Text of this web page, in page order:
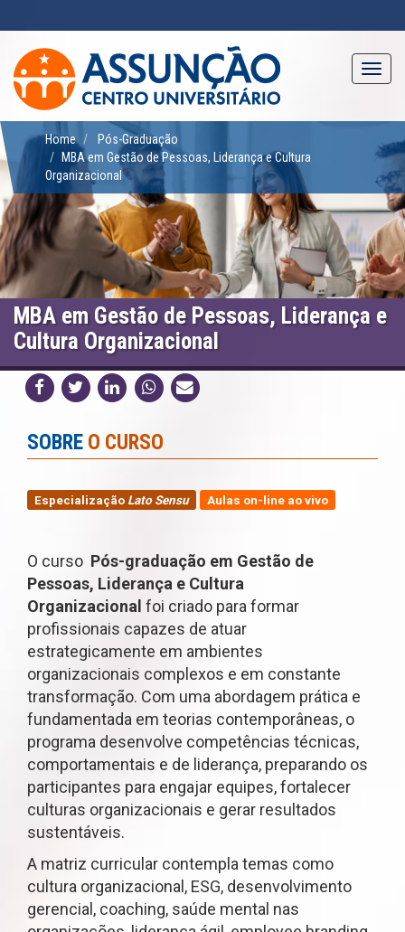
conteúdo
principal
Home
Pós-Graduação
MBA em Gestão de Pessoas, Liderança e Cultura
Organizacional
MBA em Gestão de Pessoas, Liderança e
Cultura Organizacional
SOBRE O CURSO
Especialização Lato Sensu Aulas on-line ao vivo
O curso Pós-graduação em Gestão de
Pessoas, Liderança e Cultura
Organizacional foi criado para formar
profissionais capazes de atuar
estrategicamente em ambientes
organizacionais complexos e em constante
transformação. Com uma abordagem prática e
fundamentada em teorias contemporâneas, o
programa desenvolve competências técnicas,
comportamentais e de liderança, preparando os
participantes para engajar equipes, fortalecer
culturas organizacionais e gerar resultados
sustentáveis.
A matriz curricular contempla temas como
cultura organizacional, ESG, desenvolvimento
gerencial, coaching, saúde mental nas